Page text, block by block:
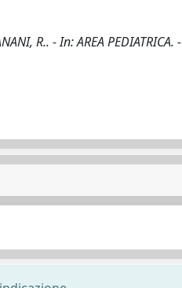
R.. - In: AREA PEDIATRICA. -